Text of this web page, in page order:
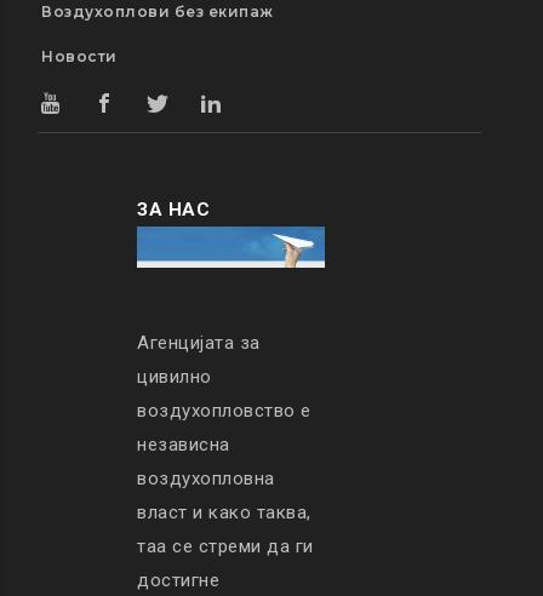
Воздухоплови без екипаж
Новости
ЗА НАС
Агенцијата за
цивилно
воздухопловство е
независна
воздухопловна
власт и како таква,
таа се стреми да ги
достигне